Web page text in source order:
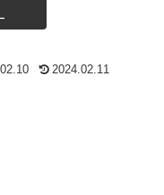
2024.02.11